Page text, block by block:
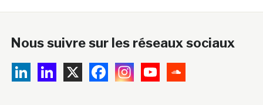
Nous suivre sur les réseaux sociaux